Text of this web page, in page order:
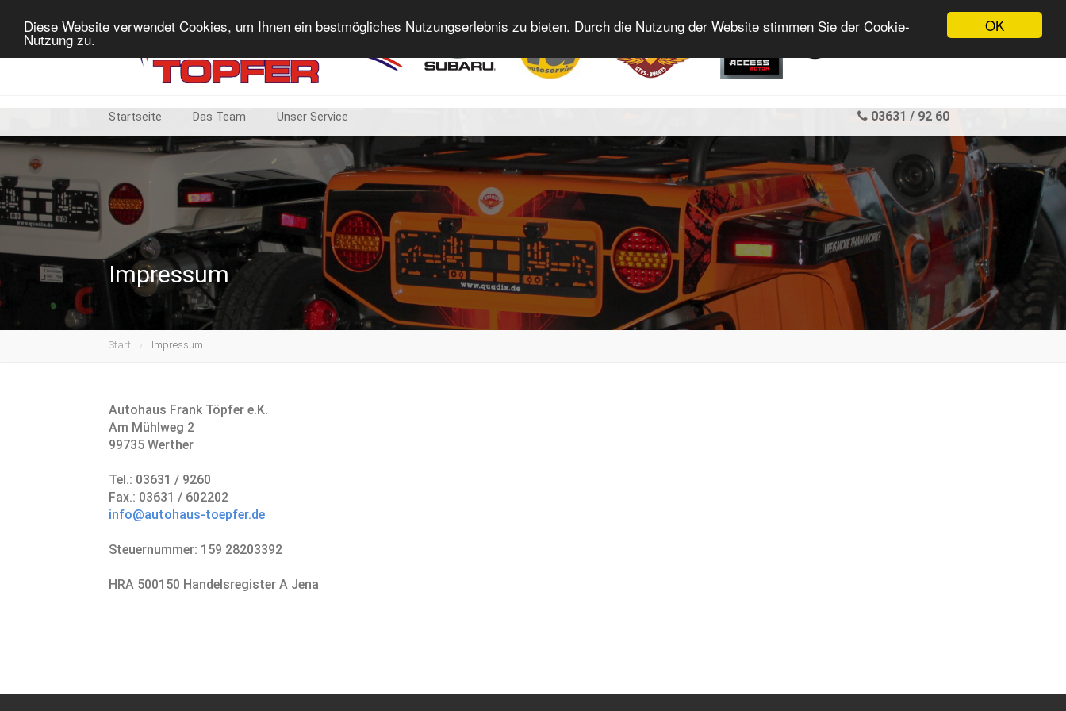
OK
Diese Website verwendet Cookies, um Ihnen ein bestmögliches Nutzungserlebnis zu bieten. Durch die Nutzung der Website stimmen Sie der Cookie-
Nutzung zu.
03631 / 92 60
Startseite Das Team Unser Service
Impressum
Start Impressum
Autohaus Frank Töpfer e.K.
Am Mühlweg 2
99735 Werther
Tel.: 03631 / 9260
Fax.: 03631 / 602202
info@autohaus-toepfer.de
Steuernummer: 159 28203392
HRA 500150 Handelsregister A Jena